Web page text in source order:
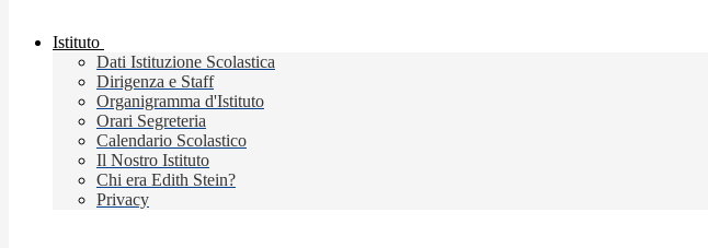
Istituto
Dati Istituzione Scolastica
Dirigenza e Staff
Organigramma d'Istituto
Orari Segreteria
Calendario Scolastico
Il Nostro Istituto
Chi era Edith Stein?
Privacy